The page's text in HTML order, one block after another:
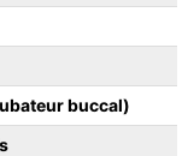
buccal)